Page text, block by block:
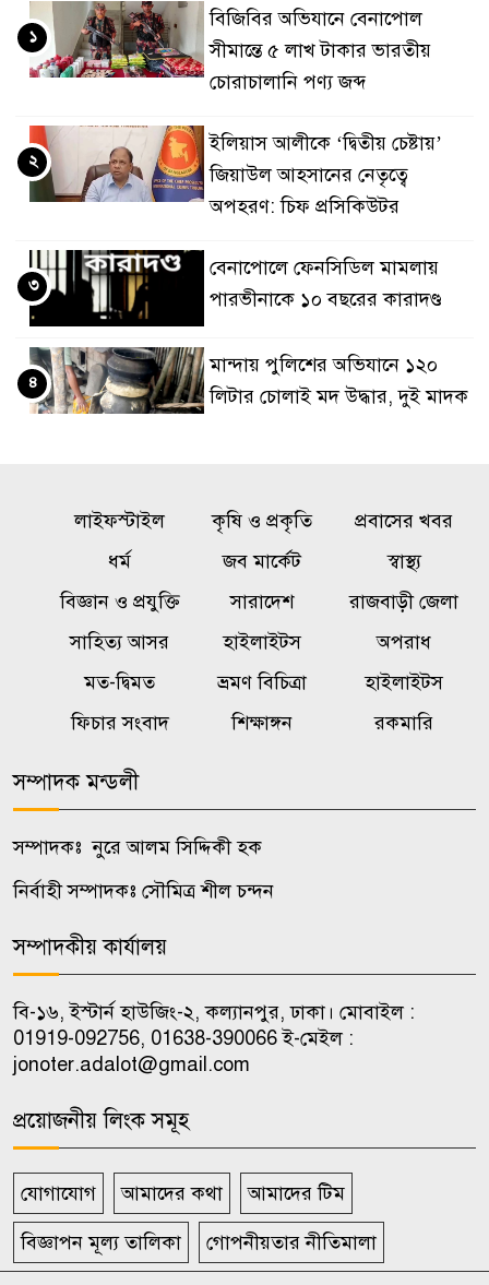
বিজিবির অভিযানে বেনাপোল
সীমান্তে ৫ লাখ টাকার ভারতীয়
চোরাচালানি পণ্য জব্দ
১
ইলিয়াস আলীকে ‘দ্বিতীয় চেষ্টায়’
জিয়াউল আহসানের নেতৃত্বে
অপহরণ: চিফ প্রসিকিউটর
২
বেনাপোলে ফেনসিডিল মামলায়
পারভীনাকে ১০ বছরের কারাদণ্ড
৩
মান্দায় পুলিশের অভিযানে ১২০
লিটার চোলাই মদ উদ্ধার, দুই মাদক
৪
জামায়াত নেতা বহিষ্কার
১০ তলা থেকে পড়ে গর্ভবতী নারীর
মৃত্যু, অলৌকিকভাবে বেঁচে গেল
অনাগত শিশু!
রাষ্ট্রবিরোধী গোপন তৎপরতায়
অস্ট্রেলিয়ার সাথে বাণিজ্য, বিনিয়োগ
গুরুত্বারোপ
৮
চেয়ে রুল
৯
লাইফস্টাইল কৃষি ও প্রকৃতি
প্রবাসের খবর
ধর্ম
জব মার্কেট
স্বাস্থ্য
বিজ্ঞান ও প্রযুক্তি
সারাদেশ
রাজবাড়ী জেলা
সাহিত্য আসর
হাইলাইটস
অপরাধ
মত-দ্বিমত
ভ্রমণ বিচিত্রা
হাইলাইটস
ফিচার সংবাদ
শিক্ষাঙ্গন রকমারি
সম্পাদক মন্ডলী
সম্পাদকঃ নুরে আলম সিদ্দিকী হক
নির্বাহী সম্পাদকঃ সৌমিত্র শীল চন্দন
সম্পাদকীয় কার্যালয়
বি-১৬, ইস্টার্ন হাউজিং-২, কল্যানপুর, ঢাকা। মোবাইল :
01919-092756, 01638-390066 ই-মেইল :
jonoter.adalot@gmail.com
প্রয়োজনীয় লিংক সমূহ
যোগাযোগ আমাদের কথা আমাদের টিম
বিজ্ঞাপন মূল্য তালিকা গোপনীয়তার নীতিমালা